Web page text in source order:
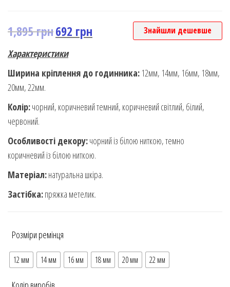
1,895грн692 грн Знайшли дешевше
Характеристики
Ширина кріплення до годинника: 12мм, 14мм, 16мм, 18мм,
20мм, 22мм.
Колір:чорний, коричневий темний, коричневий світлий, білий,
червоний.
Особливості декору:чорний із білою ниткою, темно
коричневий із білою ниткою.
Матеріал:натуральна шкіра.
Застібка:пряжка метелик.
Розміри ремінця
12 мм 14 мм 16 мм 18 мм 20 мм 22 мм